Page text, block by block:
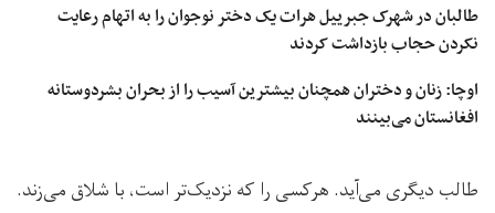
طالبان در شهرک جبرییل هرات یک دختر نوجوان را به اتهام رعایت
نکردن حجاب بازداشت کردند
اوچا: زنان و دختران همچنان بیشترین آسیب را از بحران بشردوستانه
افغانستان می‌بینند
طالب دیگری می‌آید. هرکسی را که نزدیک‌تر است، با شلاق می‌زند.